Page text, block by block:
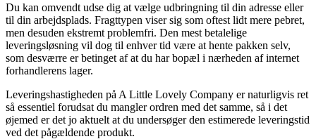
Du kan omvendt udse dig at vælge udbringning til din adresse eller
til din arbejdsplads. Fragttypen viser sig som oftest lidt mere pebret,
men desuden ekstremt problemfri. Den mest betalelige
leveringsløsning vil dog til enhver tid være at hente pakken selv,
som desværre er betinget af at du har bopæl i nærheden af internet
forhandlerens lager.
Leveringshastigheden på A Little Lovely Company er naturligvis ret
så essentiel forudsat du mangler ordren med det samme, så i det
øjemed er det jo aktuelt at du undersøger den estimerede leveringstid
ved det pågældende produkt.